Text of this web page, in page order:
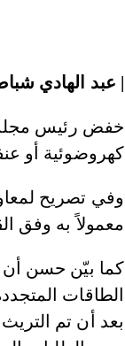
| عبد الهادي
كهروضوئية أو
وفي تصريح
معمولاً به وفق القرار السابق 15 سنة، وسيتم العمل
الطاقات
بعد أن تم